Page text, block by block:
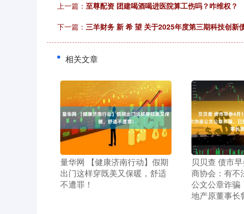
上一篇： 至尊配资 团建喝酒喝进医院算工伤吗？咋维权？
下一篇： 三羊财务 新 希 望 关于2025年度第三期科技创新
相关文章
​量华网 【健康济南行动】假期
出门这样穿既美又保暖，舒适
不遭罪！
贝贝查 债市
商协会：有不
公文公章诈骗
地产原董事长